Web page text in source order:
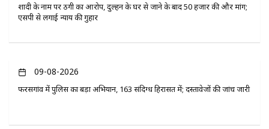
शादी के नाम पर ठगी का आरोप, दुल्हन के घर से जाने के बाद 50 हजार की और मांग;
एसपी से लगाई न्याय की गुहार
09-08-2026
फरसगांव में पुलिस का बड़ा अभियान, 163 संदिग्ध हिरासत में; दस्तावेजों की जांच जारी